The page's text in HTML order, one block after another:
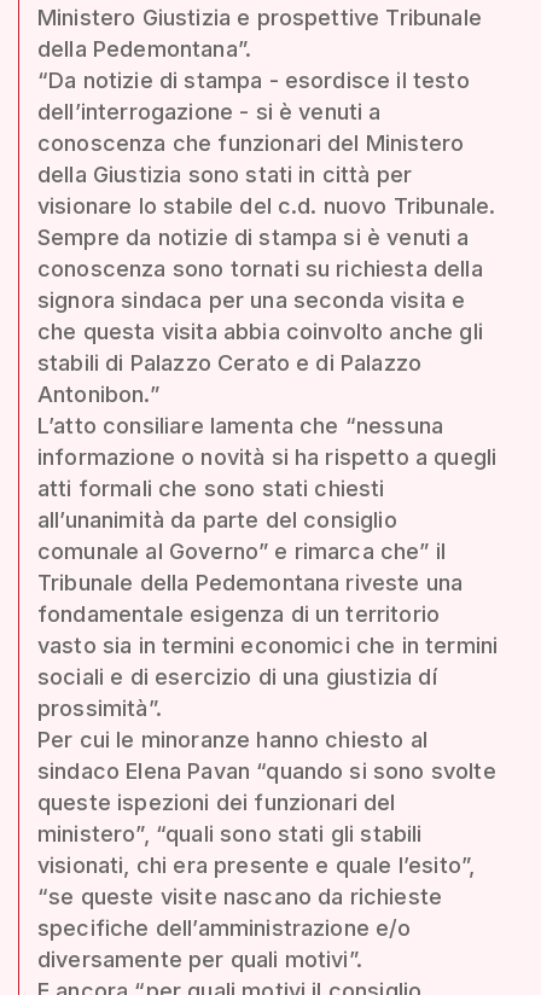
Ministero Giustizia e prospettive Tribunale
della Pedemontana”.
“Da notizie di stampa - esordisce il testo
dell’interrogazione - si è venuti a
conoscenza che funzionari del Ministero
della Giustizia sono stati in città per
visionare lo stabile del c.d. nuovo Tribunale.
Sempre da notizie di stampa si è venuti a
conoscenza sono tornati su richiesta della
signora sindaca per una seconda visita e
che questa visita abbia coinvolto anche gli
stabili di Palazzo Cerato e di Palazzo
Antonibon.”
L’atto consiliare lamenta che “nessuna
informazione o novità si ha rispetto a quegli
atti formali che sono stati chiesti
all’unanimità da parte del consiglio
comunale al Governo” e rimarca che” il
Tribunale della Pedemontana riveste una
fondamentale esigenza di un territorio
vasto sia in termini economici che in termini
sociali e di esercizio di una giustizia dí
prossimità”.
Per cui le minoranze hanno chiesto al
sindaco Elena Pavan “quando si sono svolte
queste ispezioni dei funzionari del
ministero”, “quali sono stati gli stabili
visionati, chi era presente e quale l’esito”,
“se queste visite nascano da richieste
specifiche dell’amministrazione e/o
diversamente per quali motivi”.